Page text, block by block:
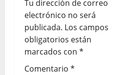
Tu dirección de correo
electrónico no será
publicada. Los campos
obligatorios están
marcados con *
Comentario *